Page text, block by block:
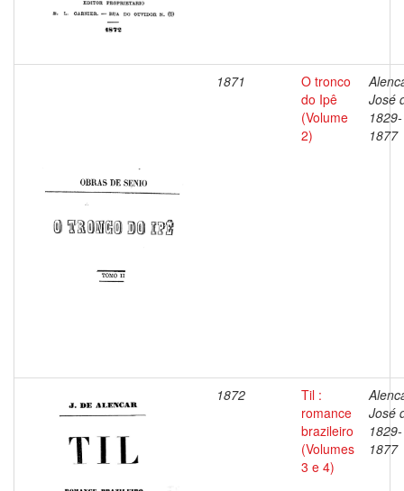
1871
O tronco
do Ipê
(Volume
2)
José
1829-
1877
1872
Til :
romance
brazileiro
(Volumes
3 e 4)
José
1829-
1877